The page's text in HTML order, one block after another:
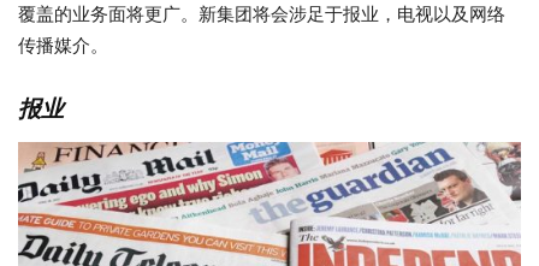
覆盖的业务面将更广。新集团将会涉足于报业，电视以及网络
传播媒介。
报业